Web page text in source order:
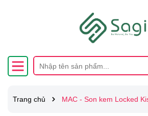
Trang chủ MAC - Son kem Locked